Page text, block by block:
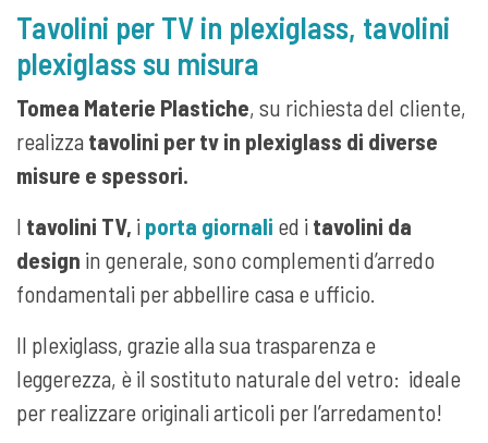
Tavolini per TV in plexiglass, tavolini
plexiglass su misura
Tomea Materie Plastiche, su richiesta del cliente,
realizza tavolini per tv in plexiglass di diverse
misure e spessori.
I tavolini TV, i porta giornali ed i tavolini da
design in generale, sono complementi d’arredo
fondamentali per abbellire casa e ufficio.
Il plexiglass, grazie alla sua trasparenza e
leggerezza, è il sostituto naturale del vetro: ideale
per realizzare originali articoli per l’arredamento!